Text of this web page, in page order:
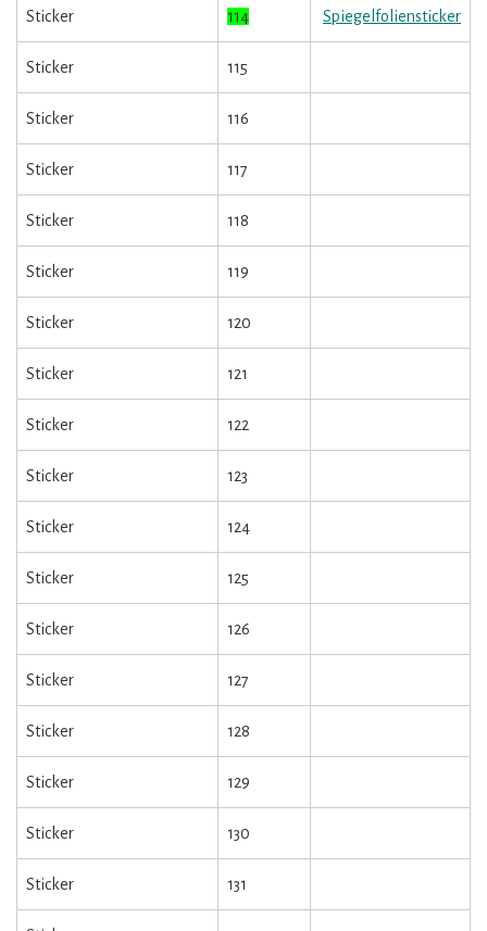
Sticker 114 Spiegelfoliensticker
Sticker 115
Sticker 116
Sticker 117
Sticker 118
Sticker 119
Sticker 120
Sticker 121
Sticker 122
Sticker 123
Sticker 124
Sticker 125
Sticker 126
Sticker 127
Sticker 128
Sticker 129
Sticker 130
Sticker 131